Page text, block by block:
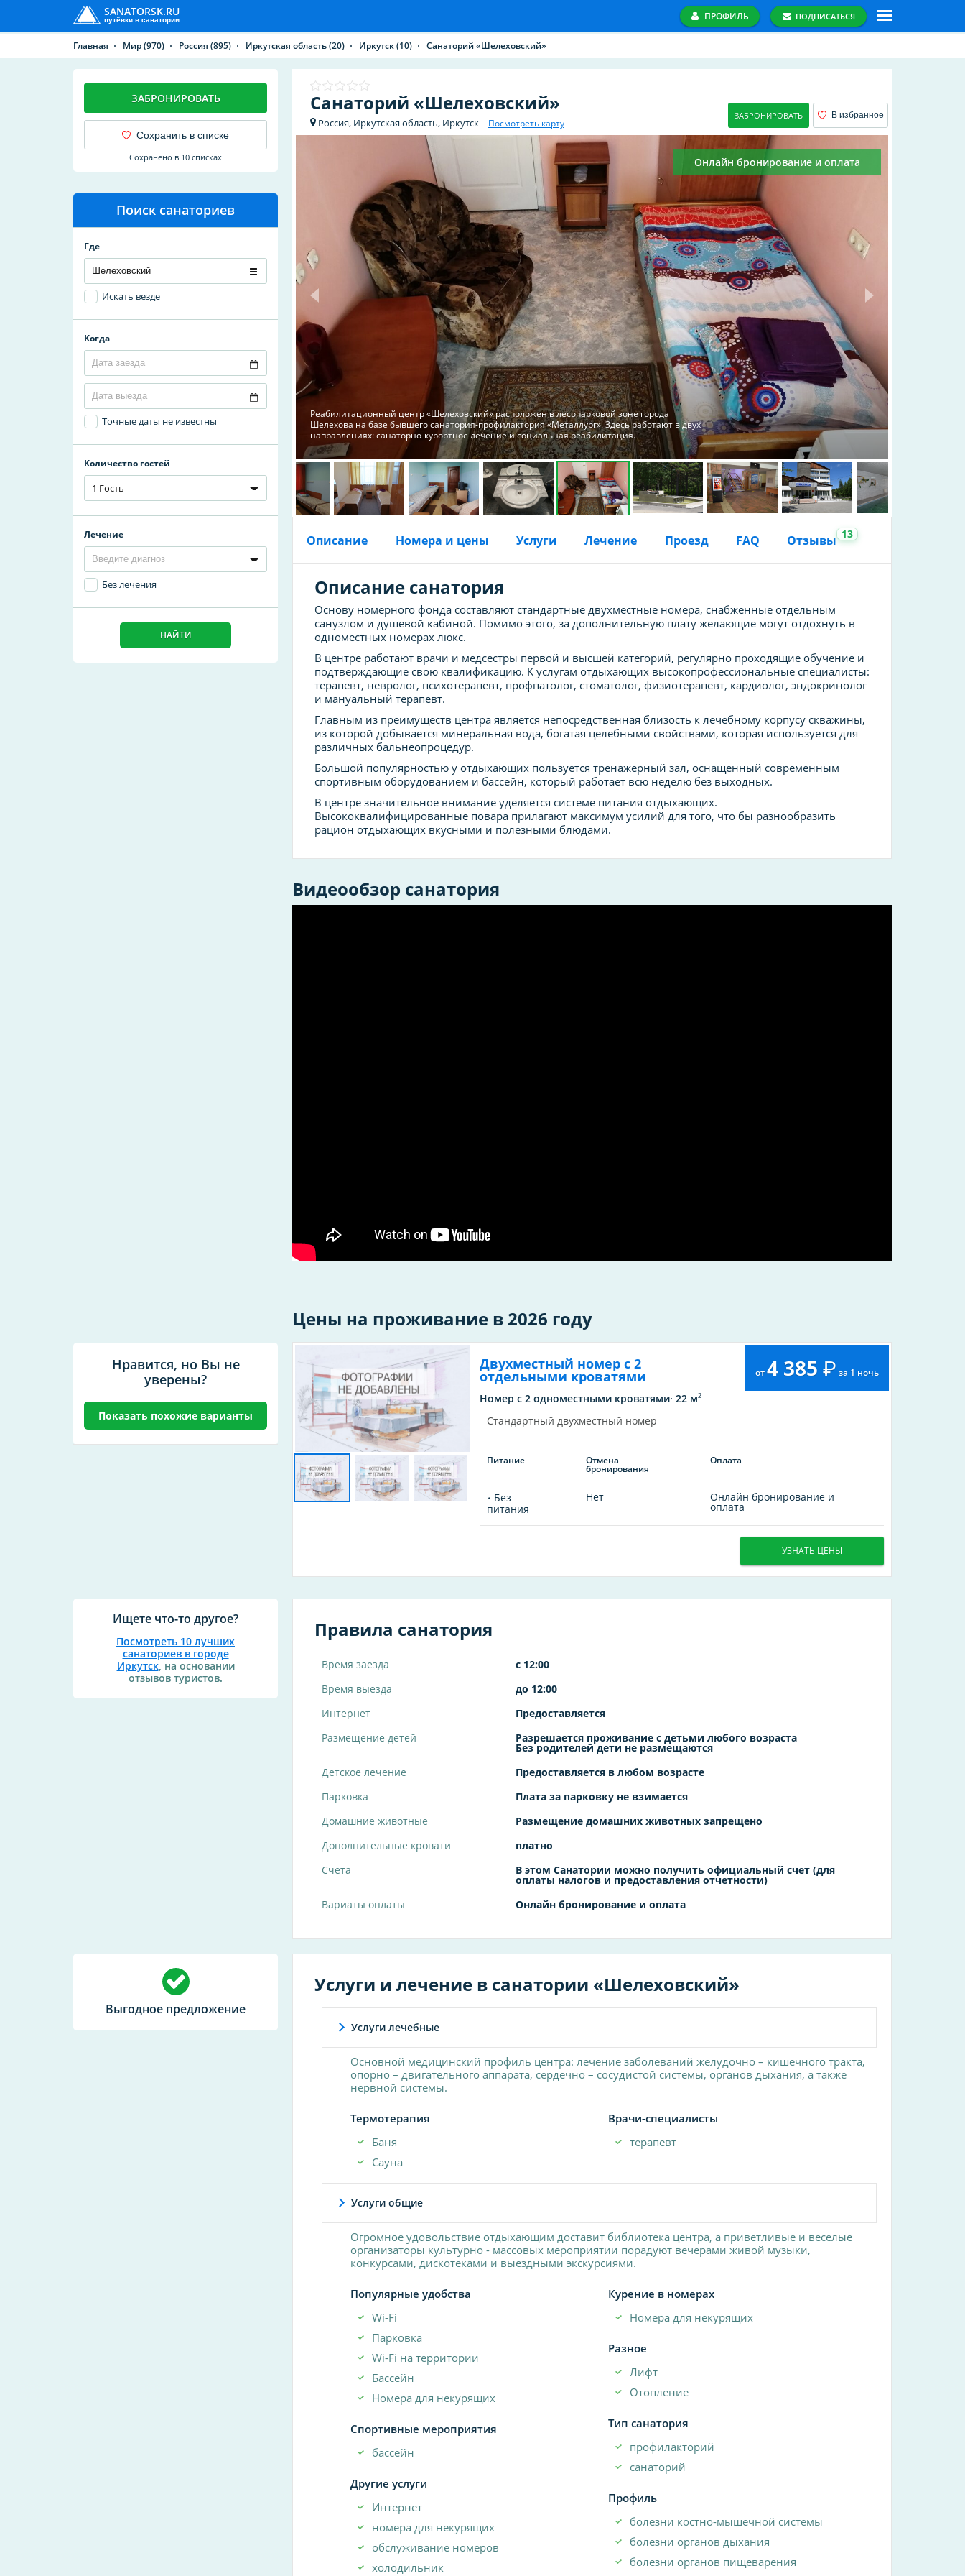
SANATORSK.RU
путёвки в санатории ПРОФИЛЬ ПОДПИСАТЬСЯ
Главная Мир(970) Россия (895) Иркутская область(20) Иркутск(10) Санаторий «Шелеховский»
ЗАБРОНИРОВАТЬ
Сохранить в списке
Сохранено в 10 списках
Поиск санаториев
Где
Искать везде
Когда
Точные даты не известны
Количество гостей
1 Гость
Лечение
Без лечения
НАЙТИ
Санаторий «Шелеховский»
Россия, Иркутская область, Иркутск Посмотреть карту
ЗАБРОНИРОВАТЬ В избранное
Онлайн бронирование и оплата
Реабилитационный центр «Шелеховский» расположен в лесопарковой зоне города
Шелехова на базе бывшего санатория-профилактория «Металлург». Здесь работают в двух
направлениях: санаторно-курортное лечение и социальная реабилитация.
Описание Номера и цены Услуги Лечение Проезд FAQ Отзывы 13
Описание санатория
Основу номерного фонда составляют стандартные двухместные номера, снабженные отдельным
санузлом и душевой кабиной. Помимо этого, за дополнительную плату желающие могут отдохнуть в
одноместных номерах люкс.
В центре работают врачи и медсестры первой и высшей категорий, регулярно проходящие обучение и
подтверждающие свою квалификацию. К услугам отдыхающих высокопрофессиональные специалисты:
терапевт, невролог, психотерапевт, профпатолог, стоматолог, физиотерапевт, кардиолог, эндокринолог
и мануальный терапевт.
Главным из преимуществ центра является непосредственная близость к лечебному корпусу скважины,
из которой добывается минеральная вода, богатая целебными свойствами, которая используется для
различных бальнеопроцедур.
Большой популярностью у отдыхающих пользуется тренажерный зал, оснащенный современным
спортивным оборудованием и бассейн, который работает всю неделю без выходных.
В центре значительное внимание уделяется системе питания отдыхающих.
Высококвалифицированные повара прилагают максимум усилий для того, что бы разнообразить
рацион отдыхающих вкусными и полезными блюдами.
Видеообзор санатория
Нравится, но Вы не
уверены?
Показать похожие варианты
Цены на проживание в 2026 году
от4 385 за 1 ночь
Двухместный номер с 2
отдельными кроватями
Номер с 2 одноместными кроватями· 22 м2
Стандартный двухместный номер
Питание Отмена
бронирования
Оплата
Без
питания
Нет Онлайн бронирование и
оплата
УЗНАТЬ ЦЕНЫ
Ищете что-то другое?
Посмотреть 10 лучших
санаториев в городе
Иркутск, на основании
отзывов туристов.
Правила санатория
Время заезда
с 12:00
Время выезда
до 12:00
Интернет
Предоставляется
Размещение детей
Разрешается проживание с детьми любого возраста
Без родителей дети не размещаются
Детское лечение
Предоставляется в любом возрасте
Парковка
Плата за парковку не взимается
Домашние животные
Размещение домашних животных запрещено
Дополнительные кровати
платно
Счета
В этом Санатории можно получить официальный счет (для
оплаты налогов и предоставления отчетности)
Вариаты оплаты
Онлайн бронирование и оплата
Выгодное предложение
Услуги и лечение в санатории «Шелеховский»
Услуги лечебные
Основной медицинский профиль центра: лечение заболеваний желудочно – кишечного тракта,
опорно – двигательного аппарата, сердечно – сосудистой системы, органов дыхания, а также
нервной системы.
Термотерапия
Баня
Сауна
Врачи-специалисты
терапевт
Услуги общие
Огромное удовольствие отдыхающим доставит библиотека центра, а приветливые и веселые
организаторы культурно - массовых мероприятии порадуют вечерами живой музыки,
конкурсами, дискотеками и выездными экскурсиями.
Популярные удобства
Wi-Fi
Парковка
Wi-Fi на территории
Бассейн
Номера для некурящих
Спортивные мероприятия
бассейн
Другие услуги
Интернет
номера для некурящих
обслуживание номеров
холодильник
Курение в номерах
Номера для некурящих
Разное
Лифт
Отопление
Тип санатория
профилакторий
санаторий
Профиль
болезни костно-мышечной системы
болезни органов дыхания
болезни органов пищеварения